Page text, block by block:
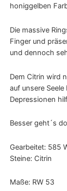
honiggelben
Die massive
Finger und
und dennoch
Dem Citrin wird
auf unsere
Depressionen
Besser geht´s
Gearbeitet: 585
Steine: Citrin
Maße: RW 53